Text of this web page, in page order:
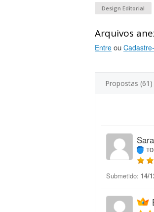
Design Editorial
Arquivos
Entre ou
Propostas (61)
Submetido: 14/